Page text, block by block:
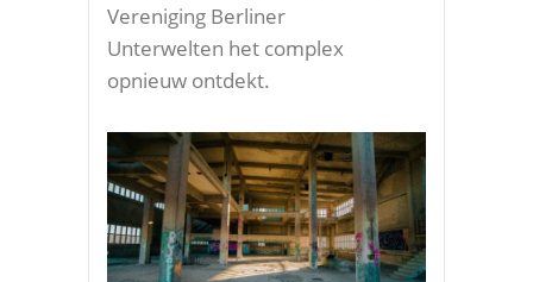
Vereniging Berliner
Unterwelten het complex
opnieuw ontdekt.